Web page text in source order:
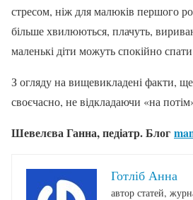
стресом, ніж для малюків першого
більше хвилюються, плачуть,
маленькі діти можуть спокійно спати
З огляду на вищевикладені факти,
своєчасно, не відкладаючи «на
Шевелєва Ганна, педіатр. Блог
Готліб Анна
автор статей,